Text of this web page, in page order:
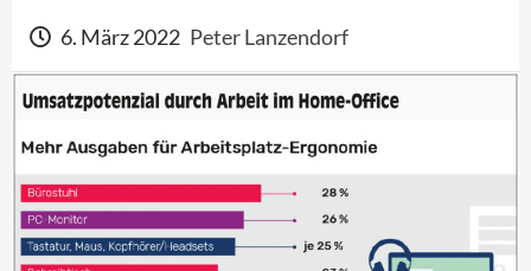
6. März 2022 Peter Lanzendorf